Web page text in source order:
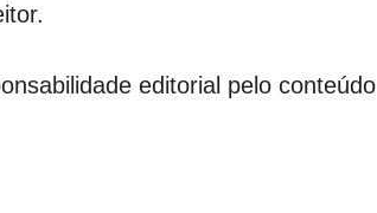
editorial pelo conteúdo